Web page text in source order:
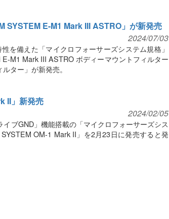
SYSTEM E-M1 Mark III ASTRO」が新発売
2024/07/03
を備えた「マイクロフォーサーズシステム規格」
M1 Mark III ASTRO ボディーマウントフィルター
ター」が新発売。
II」新発売
2024/02/05
ブGND」機能搭載の「マイクロフォーサーズシス
OM-1 Mark II」を2月23日に発売すると発